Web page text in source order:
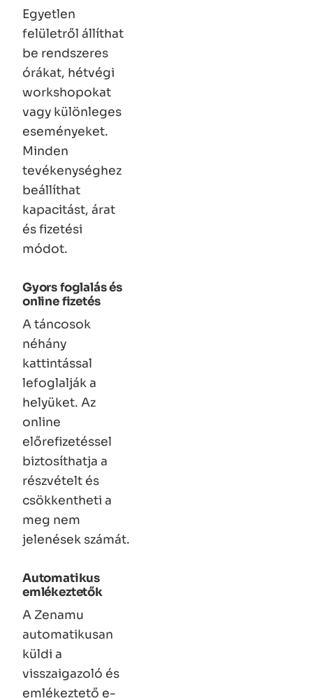
Egyetlen
felületről állíthat
be rendszeres
órákat, hétvégi
workshopokat
vagy különleges
eseményeket.
Minden
tevékenységhez
beállíthat
kapacitást, árat
és fizetési
módot.
Gyors foglalás és
online fizetés
A táncosok
néhány
kattintással
lefoglalják a
helyüket. Az
online
előrefizetéssel
biztosíthatja a
részvételt és
csökkentheti a
meg nem
jelenések számát.
Automatikus
emlékeztetők
A Zenamu
automatikusan
küldi a
visszaigazoló és
emlékeztető e-